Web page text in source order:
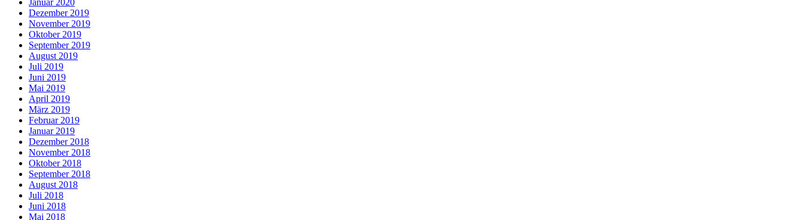
Dezember 2019
November 2019
Oktober 2019
September 2019
August 2019
Juli 2019
Juni 2019
Mai 2019
April 2019
März 2019
Februar 2019
Januar 2019
Dezember 2018
November 2018
Oktober 2018
September 2018
August 2018
Juli 2018
Juni 2018
Mai 2018